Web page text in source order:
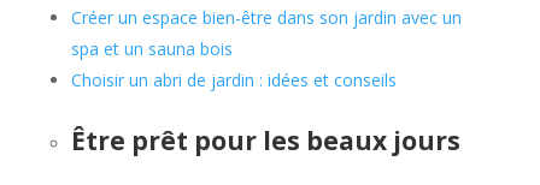
Créer un espace bien-être dans son jardin avec un
spa et un sauna bois
Choisir un abri de jardin : idées et conseils
Être prêt pour les beaux jours